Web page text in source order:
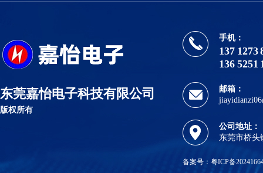
东莞嘉怡电子科技有限公司
版权所有
手机：
137 1273
136 5251
邮箱：
公司地址：
东莞市桥头
备案号： 粤ICP备